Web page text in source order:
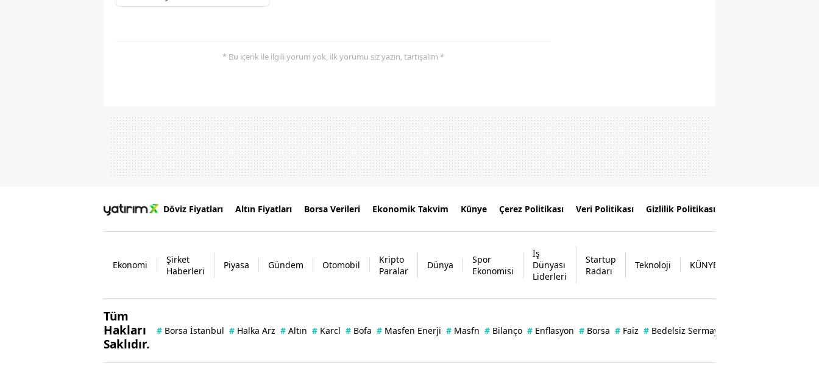
* Bu içerik ile ilgili yorum yok, ilk yorumu siz yazın, tartışalım *
Döviz Fiyatları Altın Fiyatları Borsa Verileri Ekonomik Takvim Künye Çerez Politikası Veri Politikası Gizlilik Politikası
Ekonomi
Şirket
Haberleri
Piyasa Gündem Otomobil
Kripto
Paralar
Dünya
Spor
Ekonomisi
İş
Dünyası
Liderleri
Startup
Radarı
Teknoloji KÜNYE
Tüm
Hakları
Saklıdır.
# Borsa İstanbul # Halka Arz # Altın # Karcl # Bofa # Masfen Enerji # Masfn # Bilanço # Enflasyon # Borsa # Faiz # Bedelsiz Sermaye Artırımı